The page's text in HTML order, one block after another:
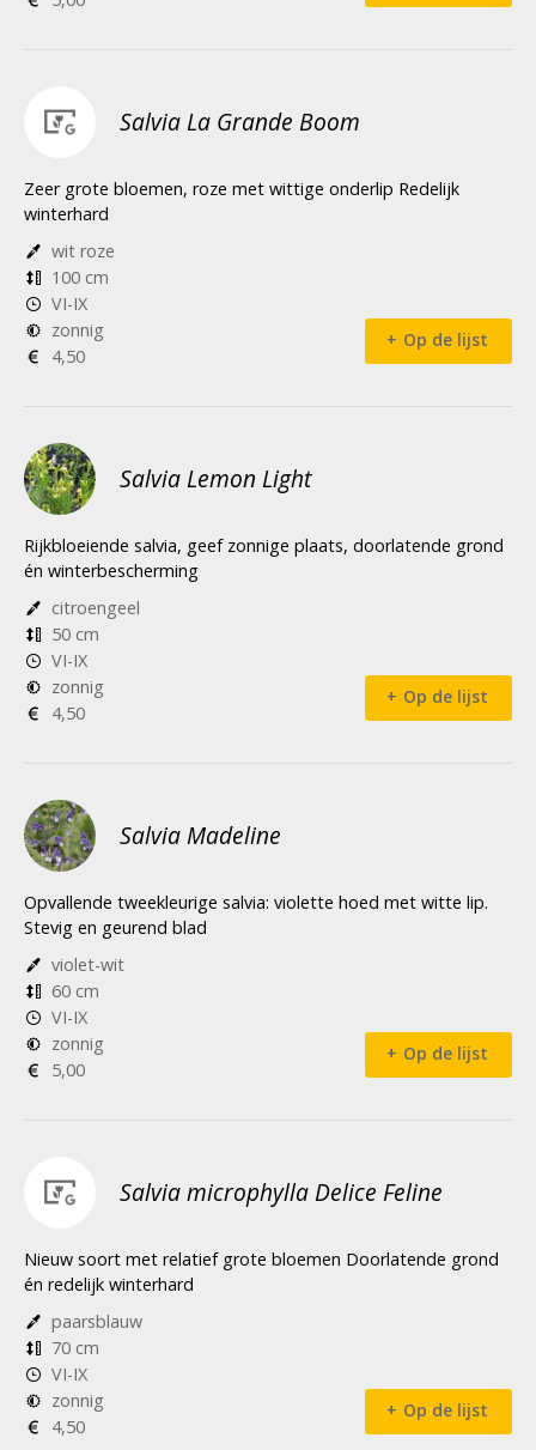
Salvia La Grande Boom
Zeer grote bloemen, roze met wittige onderlip Redelijk
winterhard
wit roze
100 cm
VI-IX
zonnig
4,50
Op de lijst
Salvia Lemon Light
Rijkbloeiende salvia, geef zonnige plaats, doorlatende grond
én winterbescherming
citroengeel
50 cm
VI-IX
zonnig
4,50
Op de lijst
Salvia Madeline
Opvallende tweekleurige salvia: violette hoed met witte lip.
Stevig en geurend blad
violet-wit
60 cm
VI-IX
zonnig
5,00
Op de lijst
Salvia microphylla Delice Feline
Nieuw soort met relatief grote bloemen Doorlatende grond
én redelijk winterhard
paarsblauw
70 cm
VI-IX
zonnig
4,50
Op de lijst